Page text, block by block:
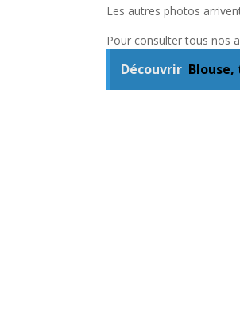
Les autres photos
Pour consulter tous nos
Découvrir